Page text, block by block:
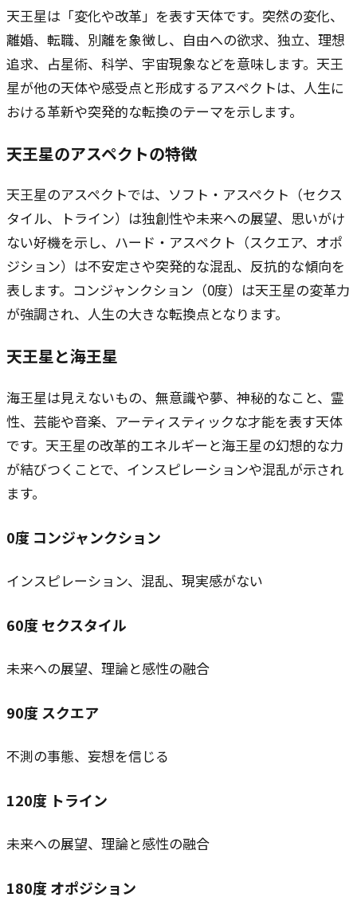
天王星は「変化や改革」を表す天体です。突然の変化、
離婚、転職、別離を象徴し、自由への欲求、独立、理想
追求、占星術、科学、宇宙現象などを意味します。天王
星が他の天体や感受点と形成するアスペクトは、人生に
おける革新や突発的な転換のテーマを示します。
天王星のアスペクトの特徴
天王星のアスペクトでは、ソフト・アスペクト（セクス
タイル、トライン）は独創性や未来への展望、思いがけ
ない好機を示し、ハード・アスペクト（スクエア、オポ
ジション）は不安定さや突発的な混乱、反抗的な傾向を
表します。コンジャンクション（0度）は天王星の変革力
が強調され、人生の大きな転換点となります。
天王星と海王星
海王星は見えないもの、無意識や夢、神秘的なこと、霊
性、芸能や音楽、アーティスティックな才能を表す天体
です。天王星の改革的エネルギーと海王星の幻想的な力
が結びつくことで、インスピレーションや混乱が示され
ます。
0度 コンジャンクション
インスピレーション、混乱、現実感がない
60度セクスタイル
未来への展望、理論と感性の融合
90度スクエア
不測の事態、妄想を信じる
120度 トライン
未来への展望、理論と感性の融合
180度オポジション